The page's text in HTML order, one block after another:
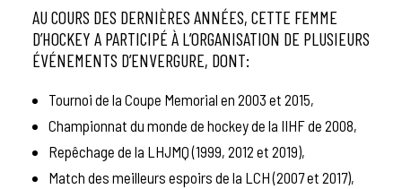
AU COURS DES DERNIÈRES ANNÉES, CETTE FEMME
D’HOCKEY A PARTICIPÉ À L’ORGANISATION DE PLUSIEURS
ÉVÉNEMENTS D’ENVERGURE, DONT:
Tournoi de la Coupe Memorial en 2003 et 2015,
Championnat du monde de hockey de la IIHF de 2008,
Repêchage de la LHJMQ (1999, 2012 et 2019),
Match des meilleurs espoirs de la LCH (2007 et 2017),